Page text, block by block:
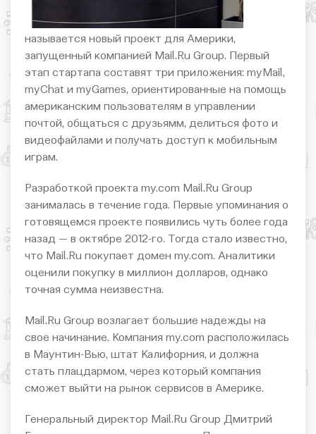
называется новый проект для Америки,
запущенный компанией Mail.Ru Group. Первый
этап стартапа составят три приложения: myMail,
myChat и myGames, ориентированные на помощь
американским пользователям в управлении
почтой, общаться с друзьямм, делиться фото и
видеофайлами и получать доступ к мобильным
играм.
Разработкой проекта my.com Mail.Ru Group
занималась в течение года. Первые упоминания о
готовящемся проекте появились чуть более года
назад — в октябре 2012-го. Тогда стало известно,
что Mail.Ru покупает домен my.com. Аналитики
оценили покупку в миллион долларов, однако
точная сумма неизвестна.
Mail.Ru Group возлагает большие надежды на
свое начинание. Компания my.com расположилась
в Маунтин-Вью, штат Калифорния, и должна
стать плацдармом, через который компания
сможет выйти на рынок сервисов в Америке.
Генеральный директор Mail.Ru Group Дмитрий